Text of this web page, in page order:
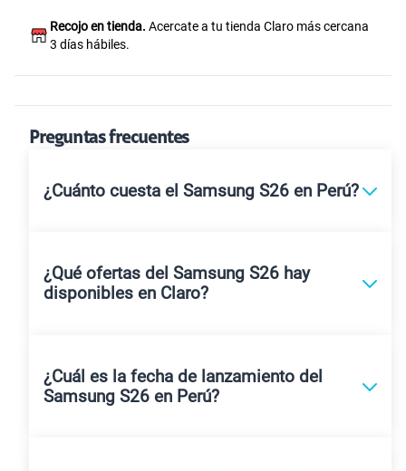
Recojo en tienda. Acercate a tu tienda Claro más cercana
3 días hábiles.
Preguntas frecuentes
¿Cuánto cuesta el Samsung S26 en Perú?
¿Qué ofertas del Samsung S26 hay
disponibles en Claro?
¿Cuál es la fecha de lanzamiento del
Samsung S26 en Perú?